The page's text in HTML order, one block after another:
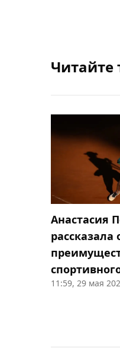
Читайте
Анастасия
рассказала
на
11:59, 29 мая